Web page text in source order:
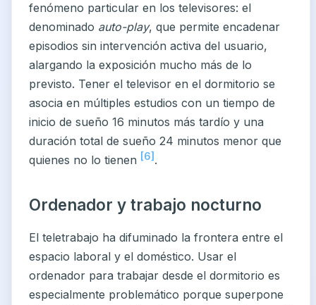
fenómeno particular en los televisores: el
denominado auto-play, que permite encadenar
episodios sin intervención activa del usuario,
alargando la exposición mucho más de lo
previsto. Tener el televisor en el dormitorio se
asocia en múltiples estudios con un tiempo de
inicio de sueño 16 minutos más tardío y una
duración total de sueño 24 minutos menor que
quienes no lo tienen [6] .
Ordenador y trabajo nocturno
El teletrabajo ha difuminado la frontera entre el
espacio laboral y el doméstico. Usar el
ordenador para trabajar desde el dormitorio es
especialmente problemático porque superpone